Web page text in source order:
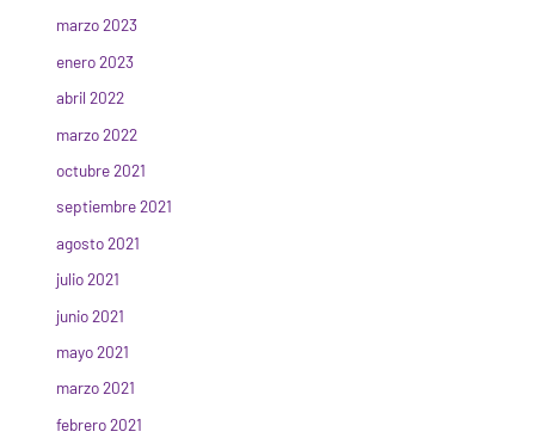
marzo 2023
enero 2023
abril 2022
marzo 2022
octubre 2021
septiembre 2021
agosto 2021
julio 2021
junio 2021
mayo 2021
marzo 2021
febrero 2021